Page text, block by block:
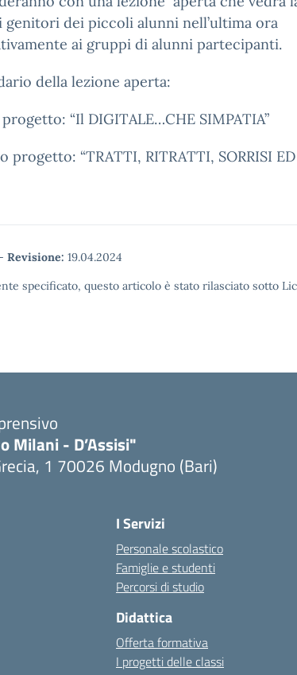
genitori dei piccoli alunni nell’ultima ora
ai gruppi di alunni partecipanti.
della lezione aperta:
“Il DIGITALE…CHE SIMPATIA”
progetto: “TRATTI, RITRATTI, SORRISI ED
- Revisione: 19.04.2024
specificato, questo articolo è stato rilasciato sotto
Milani - D’Assisi"
1 70026 Modugno (Bari)
I Servizi
Personale scolastico
Famiglie e studenti
Percorsi di studio
Didattica
Offerta formativa
I progetti delle classi